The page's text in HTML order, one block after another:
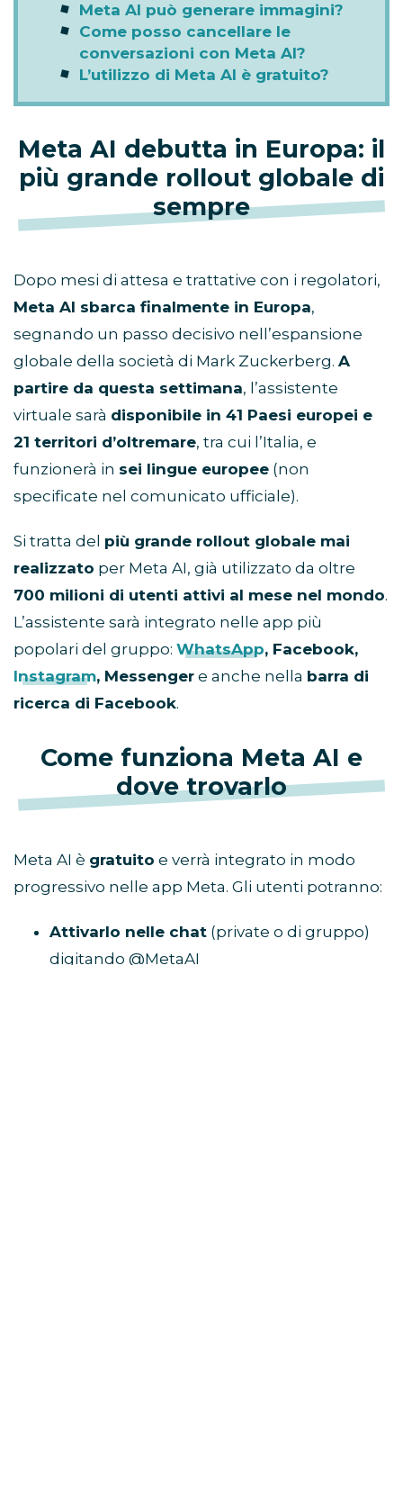
Meta AI può generare immagini?
Come posso cancellare le
conversazioni con Meta AI?
L’utilizzo di Meta AI è gratuito?
Meta AI debutta in Europa: il
più grande rollout globale di
sempre
Dopo mesi di attesa e trattative con i regolatori,
Meta AI sbarca finalmente in Europa,
segnando un passo decisivo nell’espansione
globale della società di Mark Zuckerberg. A
partire da questa settimana, l’assistente
virtuale sarà disponibile in 41 Paesi europei e
21 territori d’oltremare, tra cui l’Italia, e
funzionerà in sei lingue europee (non
specificate nel comunicato ufficiale).
Si tratta del più grande rollout globale mai
realizzato per Meta AI, già utilizzato da oltre
700 milioni di utenti attivi al mese nel mondo.
L’assistente sarà integrato nelle app più
popolari del gruppo: WhatsApp, Facebook,
Instagram, Messenger e anche nella barra di
ricerca di Facebook.
Come funziona Meta AI e
dove trovarlo
Meta AI è gratuito e verrà integrato in modo
progressivo nelle app Meta. Gli utenti potranno:
Attivarlo nelle chat (private o di gruppo)
digitando @MetaAI